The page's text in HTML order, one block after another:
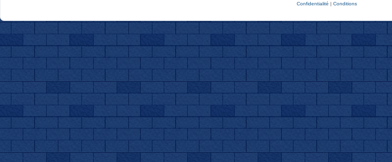
Confidentialité | Conditions